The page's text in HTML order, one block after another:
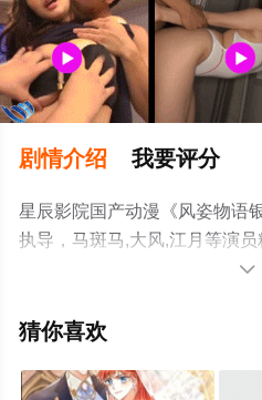
剧情介绍 我要评分
星辰影院国产动漫《风姿物语
执导，马斑马,大风,江月等演员
手机免费观看高清未删减完整
平台了解。

猜你喜欢